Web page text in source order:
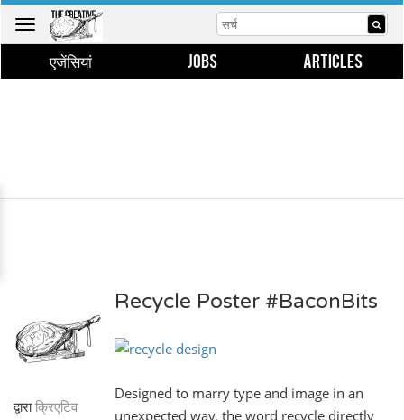
Toggle
navigation
एजेंसियां JOBS ARTICLES
द्वाराक्रिएटिव
Recycle Poster #BaconBits
Designed to marry type and image in an
unexpected way, the word recycle directly